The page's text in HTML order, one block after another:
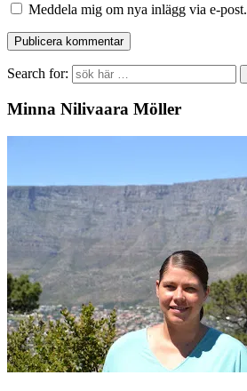
Meddela mig om nya inlägg via e-post.
Search for:
Minna Nilivaara Möller